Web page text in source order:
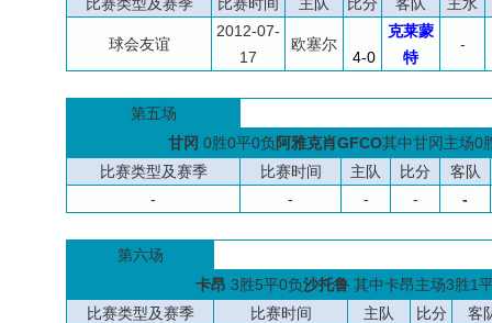
球会友谊
2012-07-
17
欧塞尔
4-0
克莱蒙
特
-
第五场
甘冈 0胜0平0负 阿雅克肖GFCO其中甘冈主场0
比赛类型及赛季
比赛时间 主队 比分
客队
-
- - - -
第六场
卡昂 3胜5平0负沙托鲁 其中卡昂主场3胜1
比赛类型及赛季
比赛时间 主队 比分
客